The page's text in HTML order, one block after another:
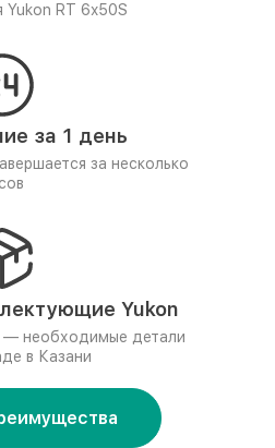
Yukon RT 6x50S
за 1 день
за несколько
Yukon
— необходимые детали
в Казани